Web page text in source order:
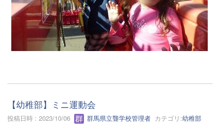
【幼稚部】ミニ運動会
投稿日時 : 2023/10/06 群馬県立聾学校管理者 カテゴリ:幼稚部